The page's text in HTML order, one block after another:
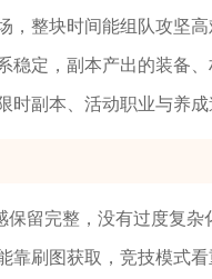
整块时间能组队攻坚
定，副本产出的装备
副本、活动职业与养成
留完整，没有过度复
刷图获取，竞技模式